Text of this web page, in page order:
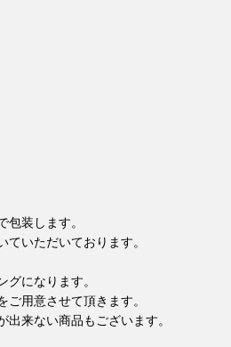
包装します。
ていただいております。
グになります。
用意させて頂きます。
来ない商品もございます。